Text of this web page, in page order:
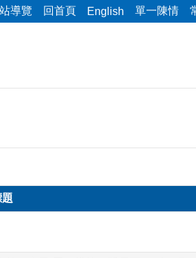
導覽 回首頁 English 單一陳情